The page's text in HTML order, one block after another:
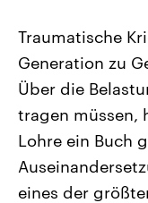
Landtagswahl
2026
Alle Informationen
Sachsen-Anhalt
September 2026
Landtag. Seit 2021
Bundesland von
Traumatische
Generation zu
Über die
tragen müssen,
Lohre ein Buch
eines der